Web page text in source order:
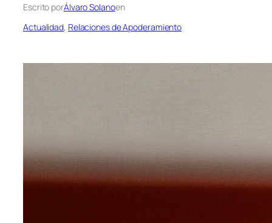
Escrito porÁlvaro Solanoen
Actualidad, Relaciones de Apoderamiento